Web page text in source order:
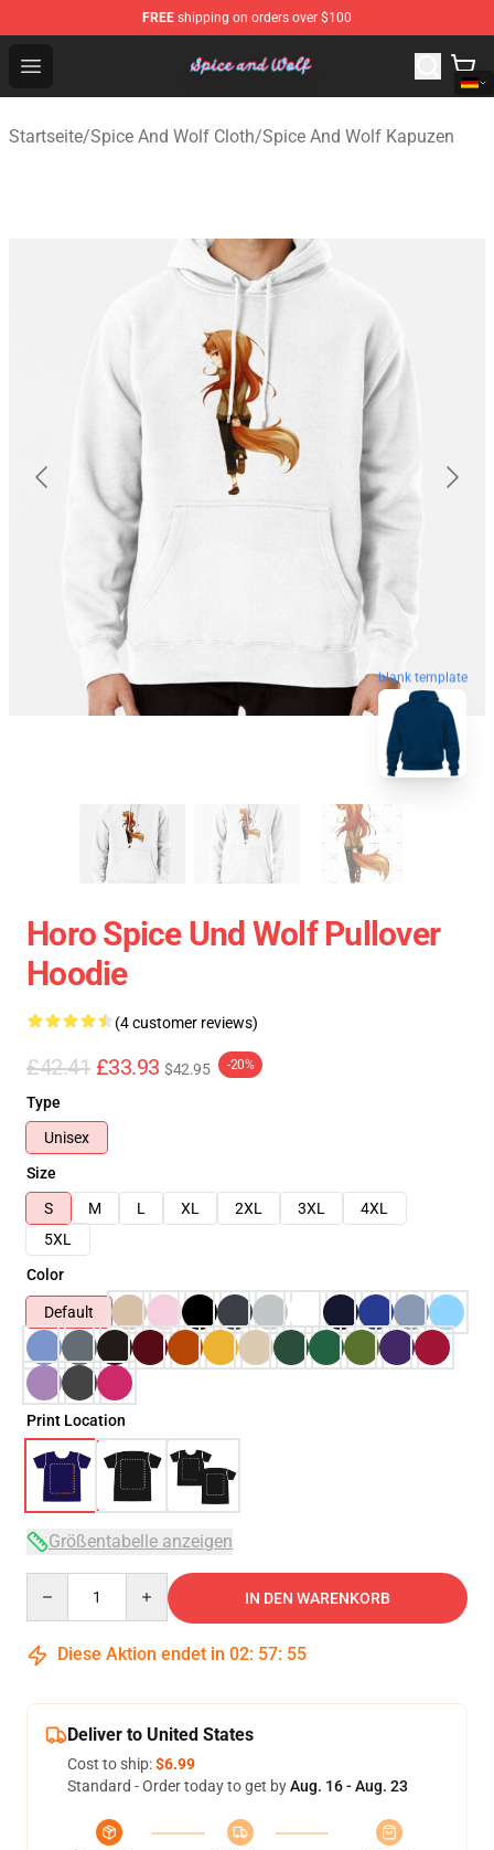
FREE shipping on orders over $100
Open menu
Spice And Wolf Store - Official Spice And Wolf
Startseite/Spice And Wolf Cloth/Spice And Wolf Kapuzen
blank template
Horo Spice Und Wolf Pullover
Hoodie
(4 customer reviews)
£42.41 £33.93 $42.95 -20%
Type
Unisex
Size
S
M L XL 2XL 3XL
4XL
5XL
Color
Default
Print Location
Größentabelle anzeigen
IN DEN WARENKORB
Diese Aktion endet in 02: 57: 54
Deliver to United States
Cost to ship:$6.99
Standard - Order today to get byAug. 16 - Aug. 23